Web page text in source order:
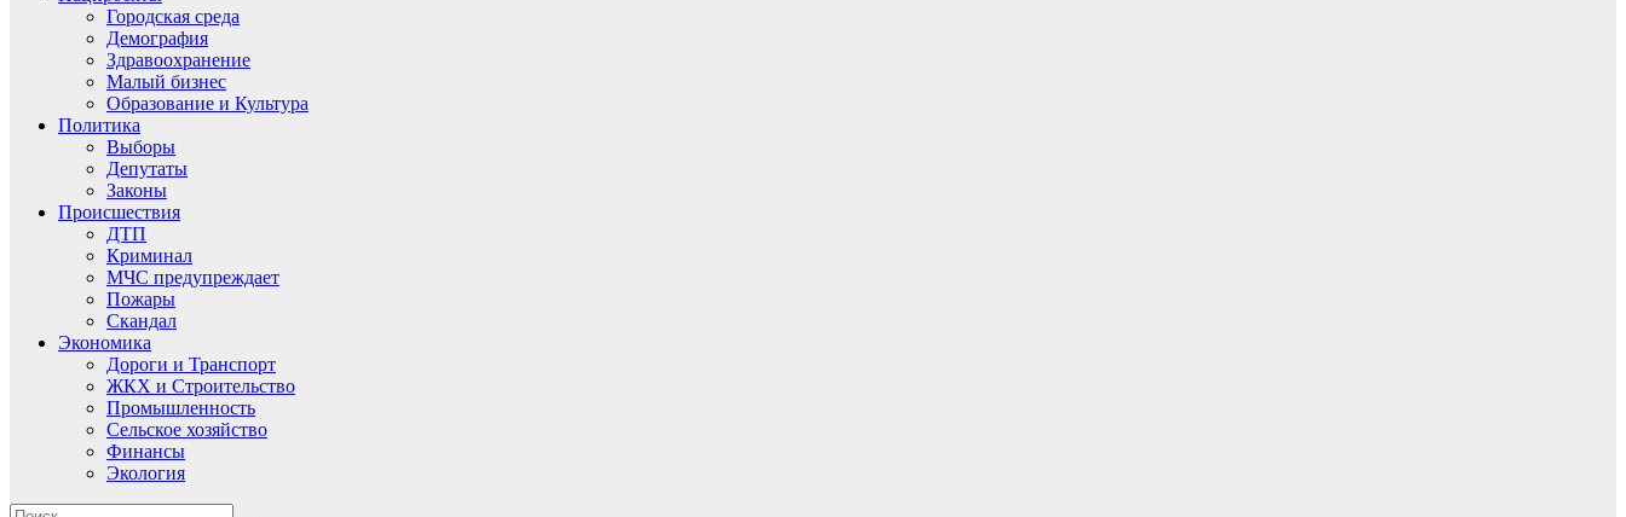
Городская среда
Демография
Здравоохранение
Малый бизнес
Образование и Культура
Политика
Выборы
Депутаты
Законы
Происшествия
ДТП
Криминал
МЧС предупреждает
Пожары
Скандал
Экономика
Дороги и Транспорт
ЖКХ и Строительство
Промышленность
Сельское хозяйство
Финансы
Экология